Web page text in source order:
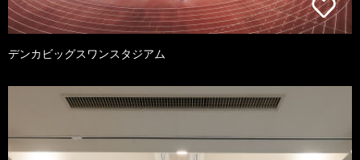
デンカビッグスワンスタジアム